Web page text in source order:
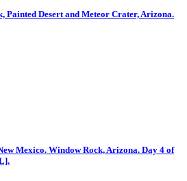
Painted Desert and Meteor Crater, Arizona.
Mexico. Window Rock, Arizona. Day 4 of